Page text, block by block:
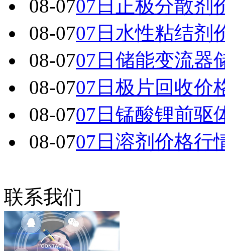
08-0707日正极分散剂
08-0707日水性粘结剂
08-0707日储能变流器
08-0707日极片回收价
08-0707日锰酸锂前驱
08-0707日溶剂价格行
联系我们